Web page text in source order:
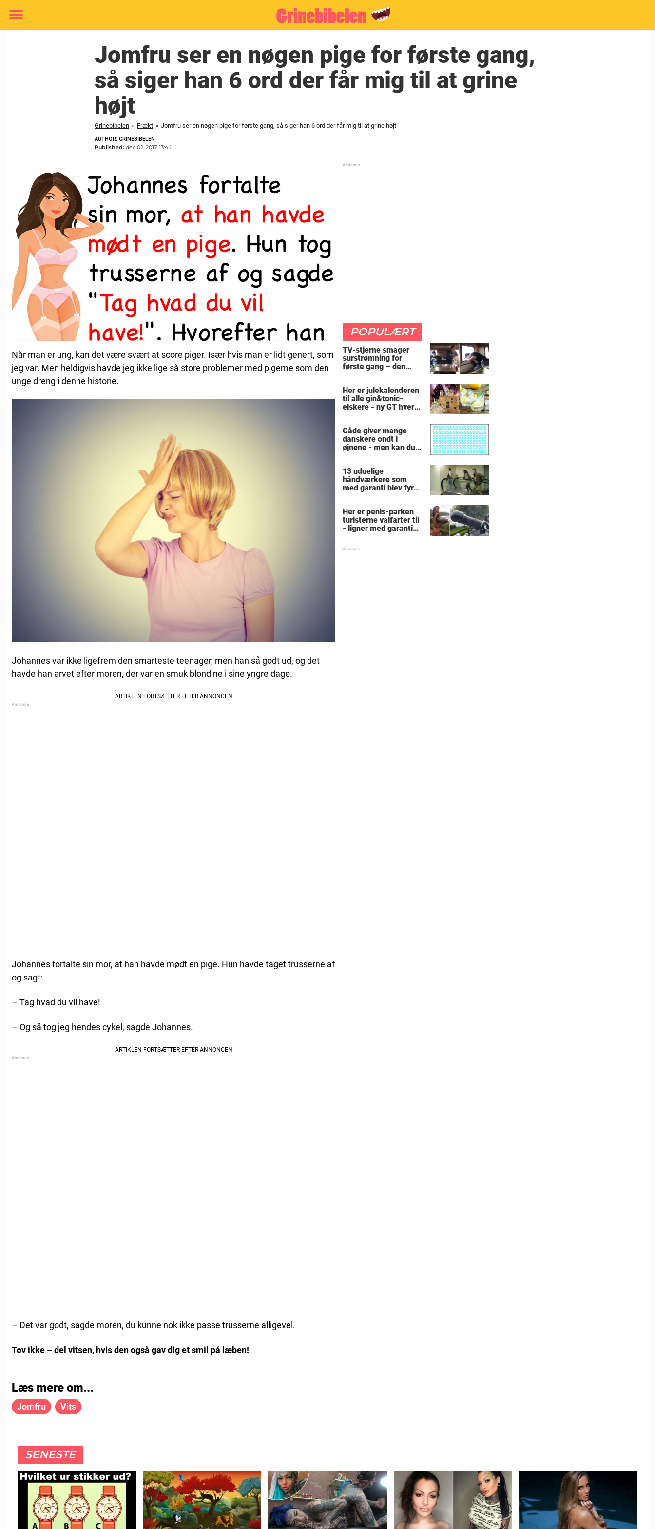
Toggle
Jomfru ser en nøgen pige for første gang,
så siger han 6 ord der får mig til at grine
højt
Grinebibelen » Frækt » Jomfru ser en nøgen pige for første gang, så siger han 6 ord der får mig til at grine højt
AUTHOR: GRINEBIBELEN
Published: dec 02, 2017, 13:44
Når man er ung, kan det være svært at score piger. Især hvis man er lidt genert, som
jeg var. Men heldigvis havde jeg ikke lige så store problemer med pigerne som den
unge dreng i denne historie.
Johannes var ikke ligefrem den smarteste teenager, men han så godt ud, og det
havde han arvet efter moren, der var en smuk blondine i sine yngre dage.
Johannes fortalte sin mor, at han havde mødt en pige. Hun havde taget trusserne af
og sagt:
– Tag hvad du vil have!
– Og så tog jeg hendes cykel, sagde Johannes.
– Det var godt, sagde moren, du kunne nok ikke passe trusserne alligevel.
Tøv ikke – del vitsen, hvis den også gav dig et smil på læben!
POPULÆRT
TV-stjerne smager
surstrømning for
første gang – den
skrige af grin
Her er julekalenderen
til alle gin&tonic-
elskere - ny GT hver
Gåde giver mange
danskere ondt i
øjnene - men kan du
13 uduelige
håndværkere som
med garanti blev fyret
Her er penis-parken
turisterne valfarter til
- ligner med garanti
Læs mere om...
Jomfru Vits
SENESTE